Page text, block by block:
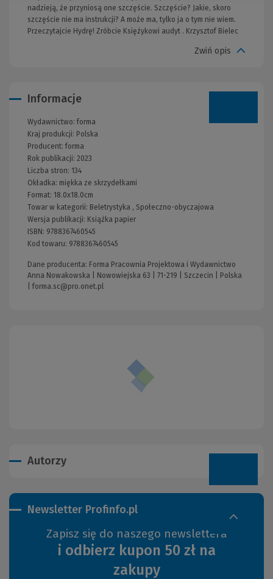
nadzieją, że przyniosą one szczęście. Szczęście? Jakie, skoro
szczęście nie ma instrukcji? A może ma, tylko ja o tym nie wiem.
Przeczytajcie Hydrę! Zróbcie Księżykowi audyt . Krzysztof Bielec
Zwiń opis
Informacje
Wydawnictwo:forma
Kraj produkcji: Polska
Producent:forma
Rok publikacji: 2023
Liczba stron: 134
Okładka: miękka ze skrzydełkami
Format: 18.0x18.0cm
Towar w kategorii: Beletrystyka , Społeczno-obyczajowa
Wersja publikacji: Książka papier
ISBN: 9788367460545
Kod towaru: 9788367460545
Dane producenta: Forma Pracownia Projektowa i Wydawnictwo
Anna Nowakowska | Nowowiejska 63 | 71-219 | Szczecin | Polska
|forma.sc@pro.onet.pl
Autorzy
Newsletter Profinfo.pl
Zapisz się do naszego newslettera
i odbierz kupon 50 zł na
zakupy